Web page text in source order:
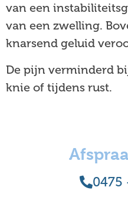
van een
van een zwelling.
knarsend geluid
De pijn verminderd
knie of tijdens rust.
0475